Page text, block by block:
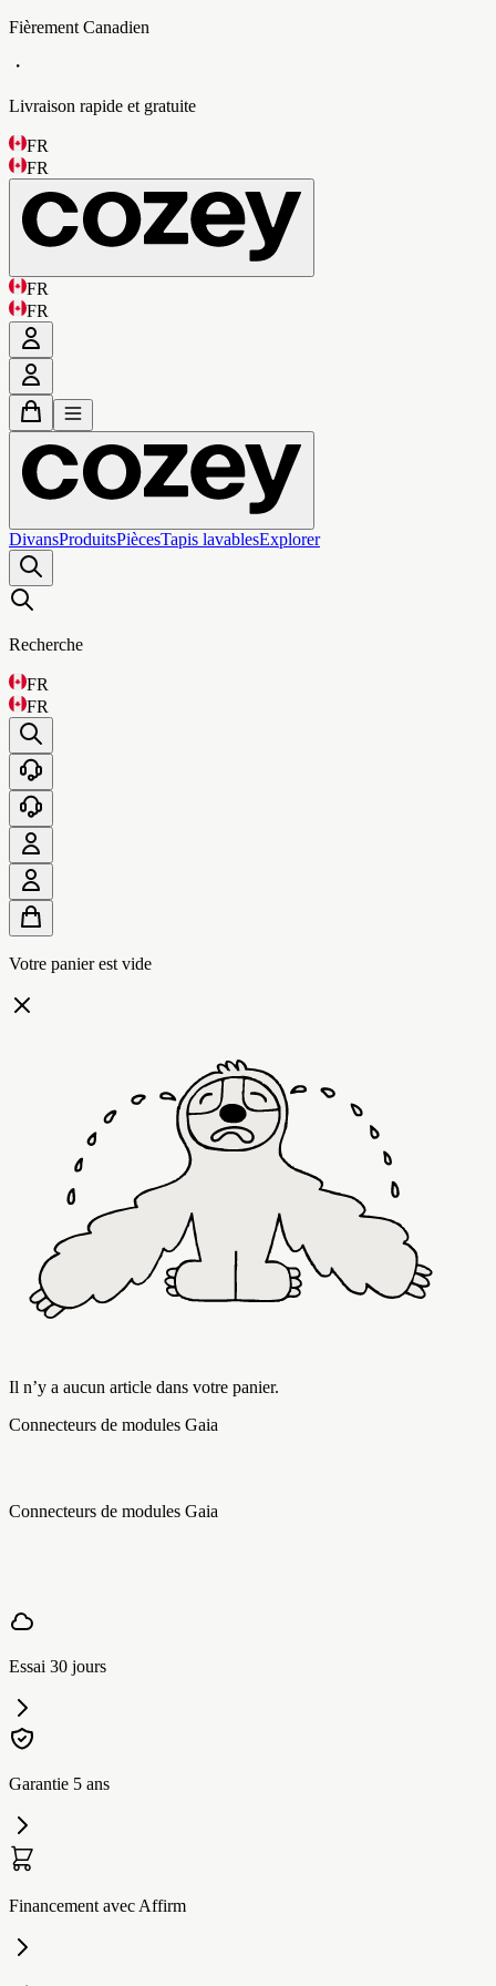
Fièrement Canadien
・
Livraison rapide et gratuite
FR
FR
FR
FR
DivansProduitsPiècesTapis lavablesExplorer
Recherche
FR
FR
Votre panier est vide
Il n’y a aucun article dans votre panier.
Connecteurs de modules Gaia
Connecteurs de modules Gaia
Essai 30 jours
Garantie 5 ans
Financement avec Affirm